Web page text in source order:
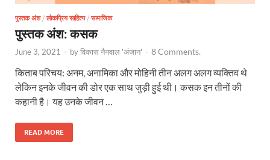
पुस्तक अंश/ लोकप्रिय साहित्य/ सामाजिक
पुस्तक अंश: कसक
June 3, 2021 - byविकास नैनवाल 'अंजान' - 8 Comments.
किताब परिचय: अनम, अनामिका और मोहिनी तीन अलग अलग व्यक्तिव थे
लेकिन इनके जीवन की डोर एक साथ जुड़ी हुई थी। कसक इन तीनों की
कहानी है। यह उनके जीवन …
READ MORE